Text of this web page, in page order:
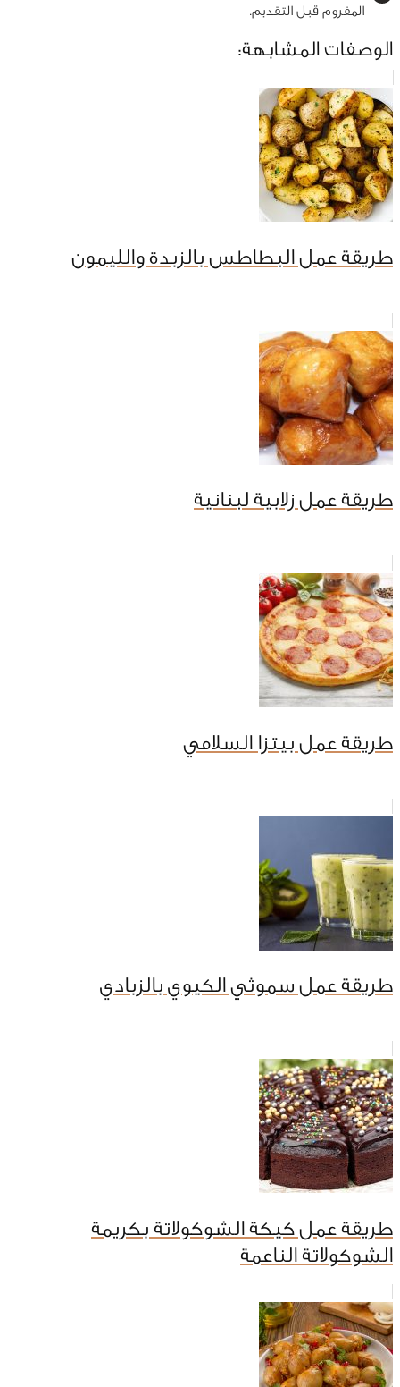
المفروم قبل التقديم.
الوصفات المشابهة:
طريقة عمل البطاطس بالزبدة والليمون
طريقة عمل زلابية لبنانية
طريقة عمل بيتزا السلامي
طريقة عمل سموثي الكيوي بالزبادي
طريقة عمل كيكة الشوكولاتة بكريمة
الشوكولاتة الناعمة